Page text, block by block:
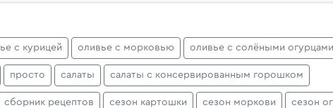
с курицей оливье с морковью оливье с солёными огурцами
просто салаты салаты с консервированным горошком
сборник рецептов сезон картошки сезон моркови сезон